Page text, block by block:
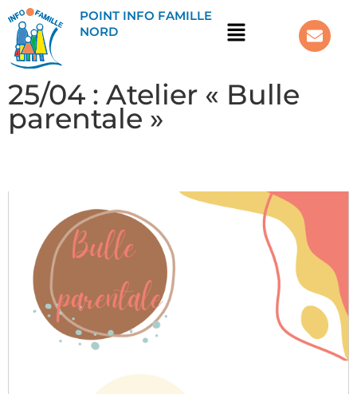
POINT INFO FAMILLE
NORD
25/04 : Atelier « Bulle
parentale »